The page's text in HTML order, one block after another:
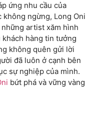
ứng nhu cầu của
không ngừng, Long Oni
artist xăm hình
khách hàng tin tưởng
không quên gửi lời
đã luôn ở cạnh bên
sự nghiệp của mình.
bứt phá và vững vàng